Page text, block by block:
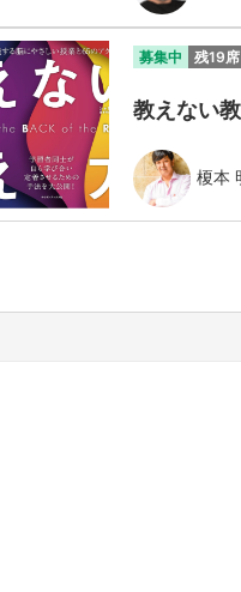
募集中 残19席
教えない
榎本